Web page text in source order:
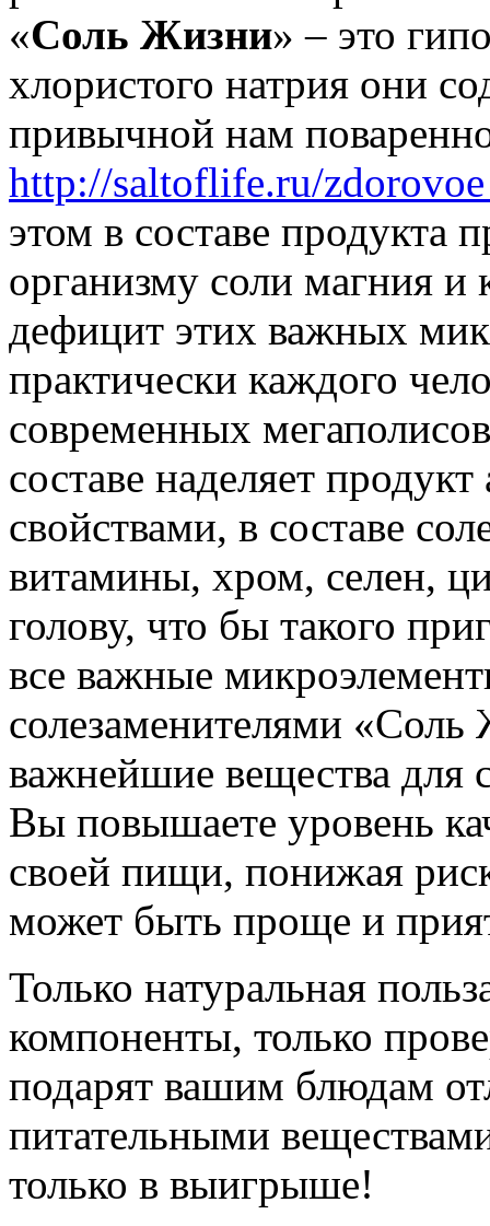
«Соль Жизни» – это
хлористого натрия они
привычной нам
http://saltoflife.ru/
этом в составе продукта
организму соли магния
дефицит этих важных
практически каждого
современных
составе наделяет
свойствами, в составе
витамины, хром, селен,
голову, что бы такого
все важные
солезаменителями «Соль
важнейшие вещества для
Вы повышаете уровень
своей пищи, понижая
может быть проще и
Только натуральная
компоненты, только
подарят вашим блюдам
питательными
только в выигрыше!